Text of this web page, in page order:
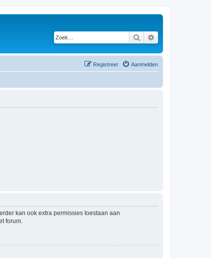
Zoek
Aanmelden
Registreer
kan ook extra permissies toestaan aan
forum.